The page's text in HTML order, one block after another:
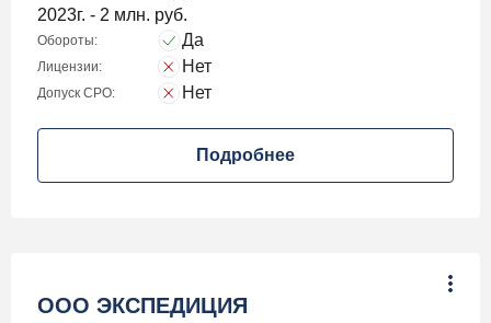
2023г. - 2 млн. руб.
Обороты: Да
Лицензии: Нет
Допуск СРО: Нет
Подробнее
ООО ЭКСПЕДИЦИЯ